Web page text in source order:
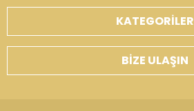
KATEGORİLER
BİZE ULAŞIN